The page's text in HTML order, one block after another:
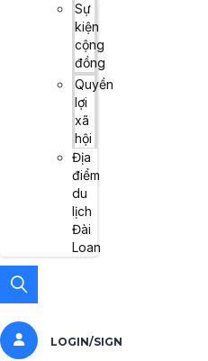
Sự
kiện
cộng
đồng
Quyền
lợi
xã
hội
Địa
điểm
du
lịch
Đài
Loan
LOGIN/SIGN